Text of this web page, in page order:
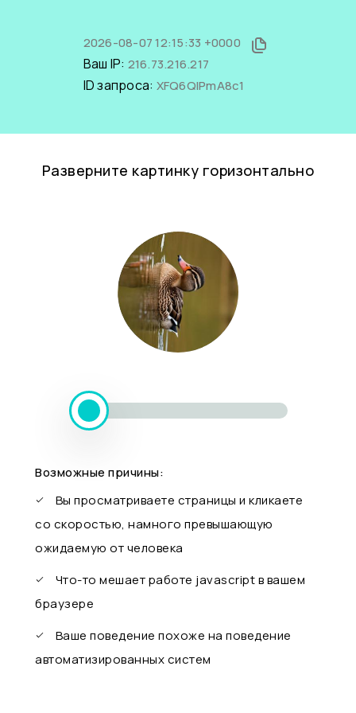
2026-08-07 12:15:33 +0000
Ваш IP: 216.73.216.217
ID запроса: XFQ6QIPmA8c1
Разверните картинку горизонтально
Возможные причины:
Вы просматриваете страницы и кликаете
со скоростью, намного превышающую
ожидаемую от человека
Что-то мешает работе javascript в вашем
браузере
Ваше поведение похоже на поведение
автоматизированных систем